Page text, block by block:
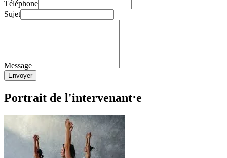
Téléphone
Sujet
Message
Envoyer
Portrait de l'intervenant⋅e